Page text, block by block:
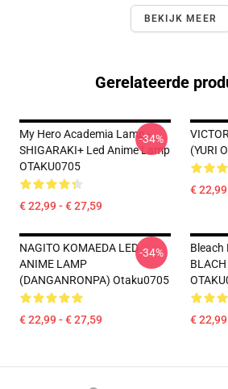
BEKIJK MEER
Gerelateerde
My Hero Academia Lamp -
SHIGARAKI+ Led Anime Lamp
OTAKU0705
€ 22,99 - € 27,59
-34%
(YURI
€
NAGITO KOMAEDA LED
ANIME LAMP
(DANGANRONPA) Otaku0705
€ 22,99 - € 27,59
-34%
Bleach
€